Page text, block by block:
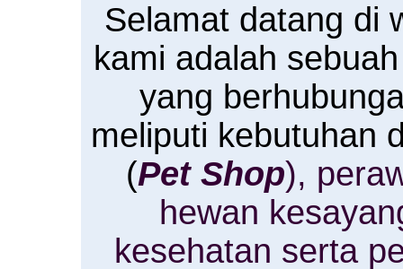
Selamat datang di
kami adalah
yang
meliputi kebutuhan
(Pet Shop),
hewan
kesehatan serta